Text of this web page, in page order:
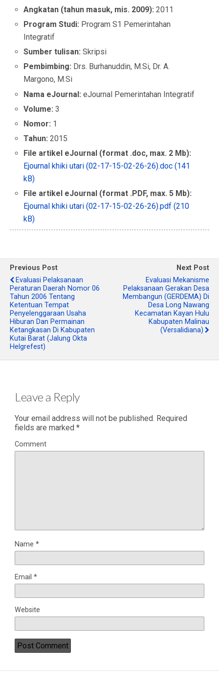
Angkatan (tahun masuk, mis. 2009): 2011
Program Studi: Program S1 Pemerintahan
Integratif
Sumber tulisan: Skripsi
Pembimbing: Drs. Burhanuddin, M.Si, Dr. A.
Margono, M.Si
Nama eJournal: eJournal Pemerintahan Integratif
Volume: 3
Nomor: 1
Tahun: 2015
File artikel eJournal (format .doc, max. 2 Mb):
Ejournal khiki utari (02-17-15-02-26-26).doc (141
kB)
File artikel eJournal (format .PDF, max. 5 Mb):
Ejournal khiki utari (02-17-15-02-26-26).pdf (210
kB)
Previous Post
Evaluasi Pelaksanaan
Peraturan Daerah Nomor 06
Tahun 2006 Tentang
Ketentuan Tempat
Penyelenggaraan Usaha
Hiburan Dan Permainan
Ketangkasan Di Kabupaten
Kutai Barat (Jalung Okta
Helgrefest)
Next Post
Evaluasi Mekanisme
Pelaksanaan Gerakan Desa
Membangun (GERDEMA) Di
Desa Long Nawang
Kecamatan Kayan Hulu
Kabupaten Malinau
(Versalidiana)
Leave a Reply
Your email address will not be published. Required
fields are marked *
Comment
Name *
Email *
Website